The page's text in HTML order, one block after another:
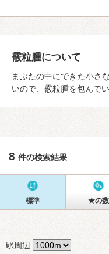
霰粒腫について
まぶたの中にできた小さ
いので、霰粒腫を包んで
8 件の検索結果
標準 ★の数
駅周辺